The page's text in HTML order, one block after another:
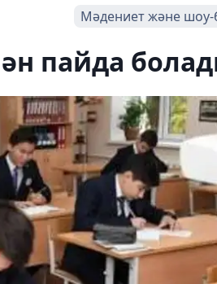
Мәдениет және шоу-
пайда